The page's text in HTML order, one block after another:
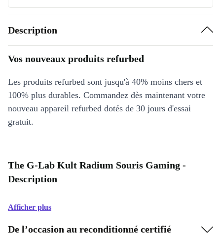
Description
Vos nouveaux produits refurbed
Les produits refurbed sont jusqu'à 40% moins chers et
100% plus durables. Commandez dès maintenant votre
nouveau appareil refurbed dotés de 30 jours d'essai
gratuit.
The G-Lab Kult Radium Souris Gaming -
Description
Afficher plus
De l’occasion au reconditionné certifié